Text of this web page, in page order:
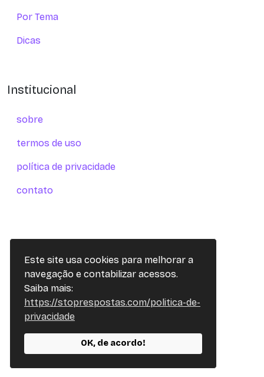
Este site usa cookies para melhorar a
navegação e contabilizar acessos.
Saiba mais:
https://stoprespostas.com/politica-de-
privacidade
OK, de acordo!
Por Tema
Dicas
Institucional
sobre
termos de uso
política de privacidade
contato